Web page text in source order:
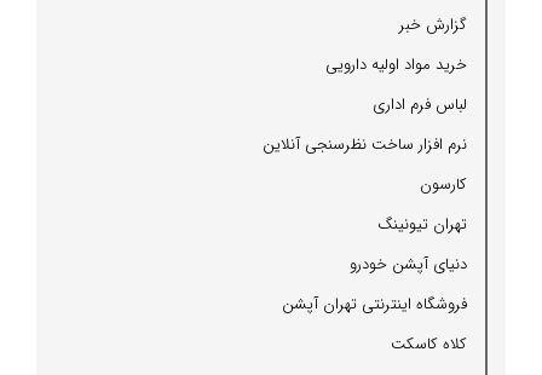
گزارش خبر
خرید مواد اولیه دارویی
لباس فرم اداری
نرم افزار ساخت نظرسنجی آنلاین
كارسون
تهران تیونینگ
دنیای آپشن خودرو
فروشگاه اینترنتی تهران آپشن
كلاه كاسكت